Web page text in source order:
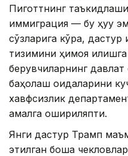
Пиготтнинг
иммиграция — бу ҳуқуқ
сўзларига кўра,
тизимини ҳимоя қилишга
берувчиларнинг давлат
баҳолаш қоидаларини
хавфсизлик
амалга ошириляпти.
Янги дастур Трамп
этилган бошқа